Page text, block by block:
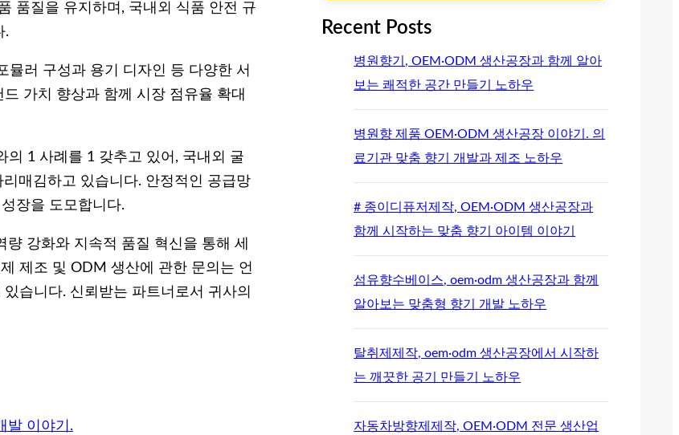
품질을 유지하며, 국내외 식품 안전 규
.
뮬러 구성과 용기 디자인 등 다양한 서
가치 향상과 함께 시장 점유율 확대
의 1 사례를 1 갖추고 있어, 국내외 굴
매김하고 있습니다. 안정적인 공급망
장을 도모합니다.
량 강화와 지속적 품질 혁신을 통해 세
제조 및 ODM 생산에 관한 문의는 언
습니다. 신뢰받는 파트너로서 귀사의
발 이야기.
Recent Posts
병원향기, OEM·ODM 생산공장과 함께 알아
보는 쾌적한 공간 만들기 노하우
병원향 제품 OEM·ODM 생산공장 이야기. 의
료기관 맞춤 향기 개발과 제조 노하우
# 종이디퓨저제작, OEM·ODM 생산공장과
함께 시작하는 맞춤 향기 아이템 이야기
섬유향수베이스, oem·odm 생산공장과 함께
알아보는 맞춤형 향기 개발 노하우
탈취제제작, oem·odm 생산공장에서 시작하
는 깨끗한 공기 만들기 노하우
자동차방향제제작, OEM·ODM 전문 생산업